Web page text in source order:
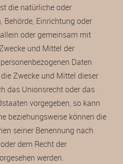
die natürliche oder
Behörde, Einrichtung oder
oder gemeinsam mit
und Mittel der
Daten
Zwecke und Mittel dieser
das Unionsrecht oder das
vorgegeben, so kann
beziehungsweise können die
seiner Benennung nach
dem Recht der
werden.